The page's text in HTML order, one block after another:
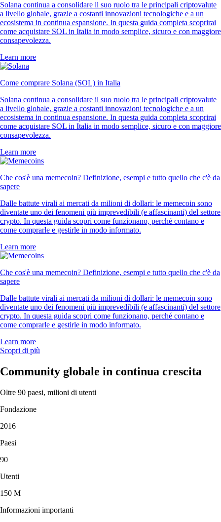
Solana continua a consolidare il suo ruolo tra le principali criptovalute
a livello globale, grazie a costanti innovazioni tecnologiche e a un
ecosistema in continua espansione. In questa guida completa scoprirai
come acquistare SOL in Italia in modo semplice, sicuro e con maggiore
consapevolezza.
Learn more
Come comprare Solana (SOL) in Italia
Solana continua a consolidare il suo ruolo tra le principali criptovalute
a livello globale, grazie a costanti innovazioni tecnologiche e a un
ecosistema in continua espansione. In questa guida completa scoprirai
come acquistare SOL in Italia in modo semplice, sicuro e con maggiore
consapevolezza.
Learn more
Che cos'è una memecoin? Definizione, esempi e tutto quello che c'è da
sapere
Dalle battute virali ai mercati da milioni di dollari: le memecoin sono
diventate uno dei fenomeni più imprevedibili (e affascinanti) del settore
crypto. In questa guida scopri come funzionano, perché contano e
come comprarle e gestirle in modo informato.
Learn more
Che cos'è una memecoin? Definizione, esempi e tutto quello che c'è da
sapere
Dalle battute virali ai mercati da milioni di dollari: le memecoin sono
diventate uno dei fenomeni più imprevedibili (e affascinanti) del settore
crypto. In questa guida scopri come funzionano, perché contano e
come comprarle e gestirle in modo informato.
Learn more
Scopri di più
Community globale in continua crescita
Oltre 90 paesi, milioni di utenti
Fondazione
2016
Paesi
90
Utenti
150 M
Informazioni importanti